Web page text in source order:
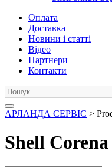
Оплата
Доставка
Новини і статті
Відео
Партнери
Контакти
АРЛАНДА СЕРВІС >
Shell Corena